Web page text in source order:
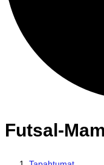
Futsal-